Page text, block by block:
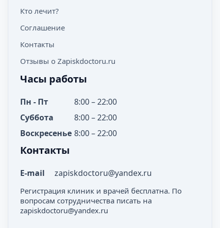
Кто лечит?
Соглашение
Контакты
Отзывы о Zapiskdoctoru.ru
Часы работы
Пн - Пт
8:00 – 22:00
Суббота
8:00 – 22:00
Воскресенье 8:00 – 22:00
Контакты
E-mail zapiskdoctoru@yandex.ru
Регистрация клиник и врачей бесплатна. По
вопросам сотрудничества писать на
zapiskdoctoru@yandex.ru